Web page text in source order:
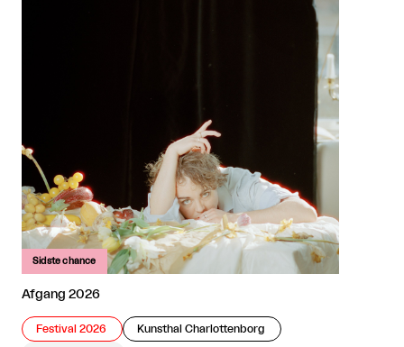
Sidste chance
Afgang 2026
Festival 2026 Kunsthal Charlottenborg